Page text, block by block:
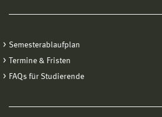
Semesterablaufplan
Termine & Fristen
FAQs für Studierende